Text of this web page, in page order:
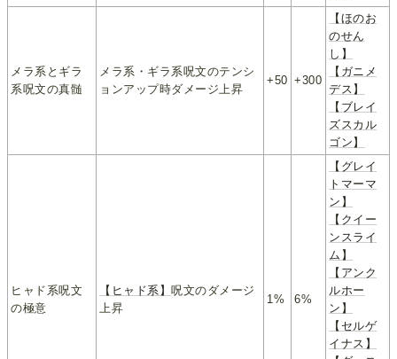
メラ系とギラ
系呪文の真髄
メラ系・ギラ系呪文のテンシ
ョンアップ時ダメージ上昇
+50 +300
【ほのお
のせん
し】
【ガニメ
デス】
【ブレイ
ズスカル
ゴン】
ヒャド系呪文
の極意
【ヒャド系】呪文のダメージ
上昇
1% 6%
【グレイ
トマーマ
ン】
【クイー
ンスライ
ム】
【アンク
ルホー
ン】
【セルゲ
イナス】